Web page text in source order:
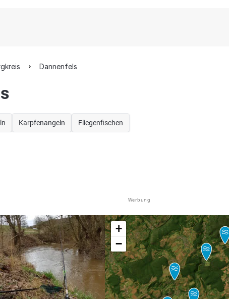
Dannenfels
Karpfenangeln Fliegenfischen
Werbung
+
−